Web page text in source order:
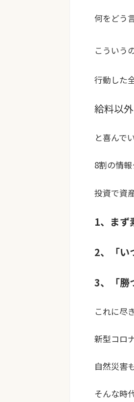
何をどう
こういう
行動した
給料以
と喜んで
8割の情
投資で資
1、まず
2、「い
3、「勝
これに尽
新型コロ
自然災害
そんな時